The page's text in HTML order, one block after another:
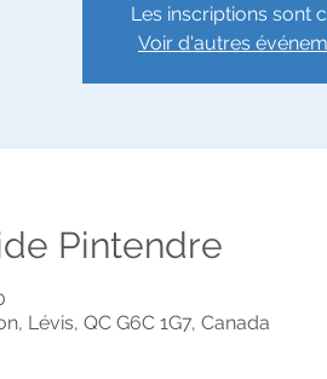
Les inscriptions sont
Voir d'autres
Pintendre
Lévis, QC G6C 1G7, Canada